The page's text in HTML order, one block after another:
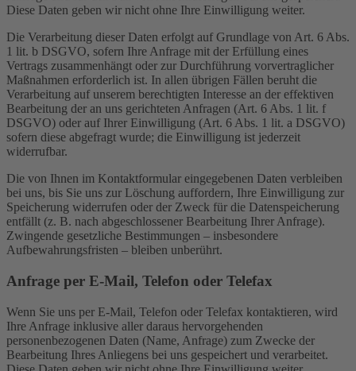
Diese Daten geben wir nicht ohne Ihre Einwilligung weiter.
Die Verarbeitung dieser Daten erfolgt auf Grundlage von Art. 6 Abs.
1 lit. b DSGVO, sofern Ihre Anfrage mit der Erfüllung eines
Vertrags zusammenhängt oder zur Durchführung vorvertraglicher
Maßnahmen erforderlich ist. In allen übrigen Fällen beruht die
Verarbeitung auf unserem berechtigten Interesse an der effektiven
Bearbeitung der an uns gerichteten Anfragen (Art. 6 Abs. 1 lit. f
DSGVO) oder auf Ihrer Einwilligung (Art. 6 Abs. 1 lit. a DSGVO)
sofern diese abgefragt wurde; die Einwilligung ist jederzeit
widerrufbar.
Die von Ihnen im Kontaktformular eingegebenen Daten verbleiben
bei uns, bis Sie uns zur Löschung auffordern, Ihre Einwilligung zur
Speicherung widerrufen oder der Zweck für die Datenspeicherung
entfällt (z. B. nach abgeschlossener Bearbeitung Ihrer Anfrage).
Zwingende gesetzliche Bestimmungen – insbesondere
Aufbewahrungsfristen – bleiben unberührt.
Anfrage per E-Mail, Telefon oder Telefax
Wenn Sie uns per E-Mail, Telefon oder Telefax kontaktieren, wird
Ihre Anfrage inklusive aller daraus hervorgehenden
personenbezogenen Daten (Name, Anfrage) zum Zwecke der
Bearbeitung Ihres Anliegens bei uns gespeichert und verarbeitet.